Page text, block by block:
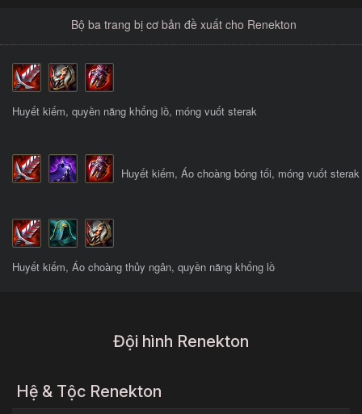
Bộ ba trang bị cơ bản đề xuất cho Renekton
Huyết kiếm, quyền năng khổng lồ, móng vuốt sterak
Huyết kiếm, Áo choàng bóng tối, móng vuốt sterak
Huyết kiếm, Áo choàng thủy ngân, quyền năng khổng lồ
Đội hình Renekton
Hệ & Tộc Renekton